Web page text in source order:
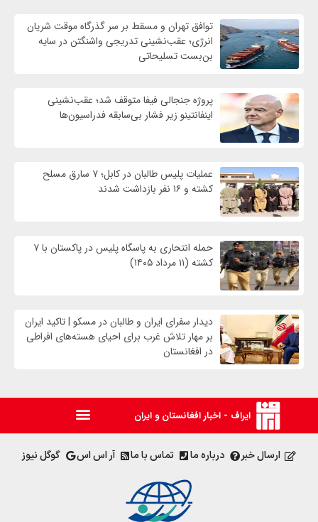
توافق تهران و مسقط بر سر گذرگاه موقت شریان
انرژی؛ عقب‌نشینی تدریجی واشنگتن در سایه
بن‌بست تسلیحاتی
پروژه جنجالی فیفا متوقف شد؛ عقب‌نشینی
اینفانتینو زیر فشار بی‌سابقه فدراسیون‌ها
عملیات پلیس طالبان در کابل؛ ۷ سارق مسلح
کشته و ۱۶ نفر بازداشت شدند
حمله انتحاری به پاسگاه پلیس در پاکستان با ۷
کشته (۱۱ مرداد ۱۴۰۵)
دیدار سفرای ایران و طالبان در مسکو | تاکید ایران
بر مهار تلاش‌ غرب برای احیای هسته‌های افراطی
در افغانستان
ایراف - اخبار افغانستان و ایران
ارسال خبر درباره ما تماس با ما آر اس اس گوگل نیوز